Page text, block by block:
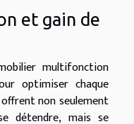
et gain de
multifonction
optimiser chaque
non seulement
détendre, mais se